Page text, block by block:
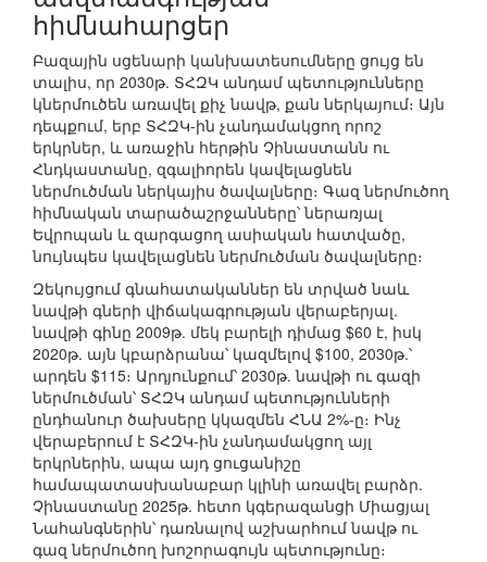
հիմնահարցեր
Բազային սցենարի կանխատեսումները ցույց են
տալիս, որ 2030թ. ՏՀԶԿ անդամ պետությունները
կներմուծեն առավել քիչ նավթ, քան ներկայում։ Այն
դեպքում, երբ ՏՀԶԿ-ին չանդամակցող որոշ
երկրներ, և առաջին հերթին Չինաստանն ու
Հնդկաստանը, զգալիորեն կավելացնեն
ներմուծման ներկայիս ծավալները։ Գազ ներմուծող
հիմնական տարածաշրջանները՝ ներառյալ
Եվրոպան և զարգացող ասիական հատվածը,
նույնպես կավելացնեն ներմուծման ծավալները։
Զեկույցում գնահատականներ են տրված նաև
նավթի գների վիճակագրության վերաբերյալ.
նավթի գինը 2009թ. մեկ բարելի դիմաց $60 է, իսկ
2020թ. այն կբարձրանա՝ կազմելով $100, 2030թ.՝
արդեն $115։ Արդյունքում՝ 2030թ. նավթի ու գազի
ներմուծման՝ ՏՀԶԿ անդամ պետությունների
ընդհանուր ծախսերը կկազմեն ՀՆԱ 2%-ը։ Ինչ
վերաբերում է ՏՀԶԿ-ին չանդամակցող այլ
երկրներին, ապա այդ ցուցանիշը
համապատասխանաբար կլինի առավել բարձր.
Չինաստանը 2025թ. հետո կգերազանցի Միացյալ
Նահանգներին՝ դառնալով աշխարհում նավթ ու
գազ ներմուծող խոշորագույն պետությունը։